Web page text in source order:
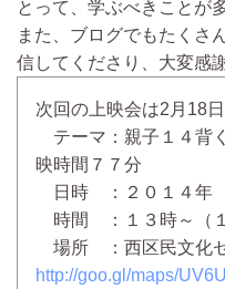
とって、学ぶべきことが
また、ブログでもたくさ
信してくださり、大変感
次回の上映会は2月18
テーマ：親子１４背
映時間７７分
日時 ：２０１４年
時間 ：１３時～（１
場所 ：西区民文化
http://goo.gl/maps/UV6U